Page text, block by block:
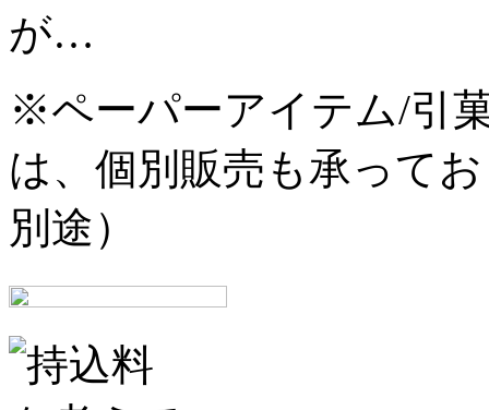
※ペーパーアイテム/引
は、個別販売も承って
別途）